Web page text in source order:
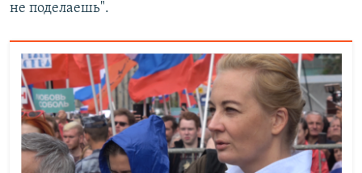
не поделаешь".